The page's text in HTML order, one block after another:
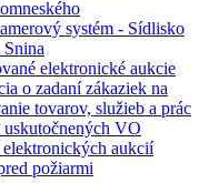
systém - Sídlisko
Snina
elektronické aukcie
o zadaní zákaziek na
tovarov, služieb a prác
uskutočnených VO
aukcií
požiarmi